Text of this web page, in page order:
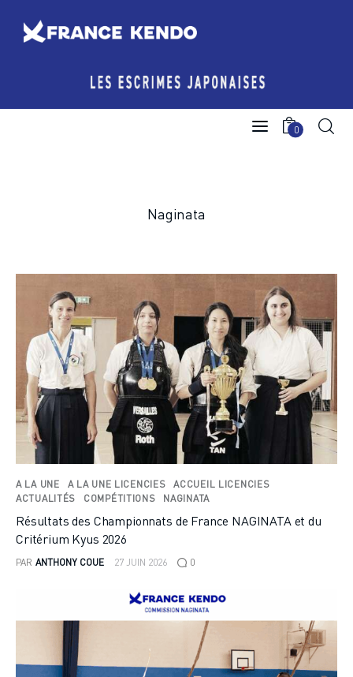
0
Les Escrimes Japonaises
Agenda licencié.e.s
Espace licencié-e-s
Naginata
A LA UNE A LA UNE LICENCIES
ACCUEIL LICENCIES
ACTUALITÉS
COMPÉTITIONS NAGINATA
Résultats des Championnats de France NAGINATA et du
Critérium Kyus 2026
PAR ANTHONY COUE 27 JUIN 2026 0